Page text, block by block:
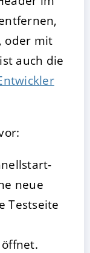
, oder mit
auch die
neue
Testseite